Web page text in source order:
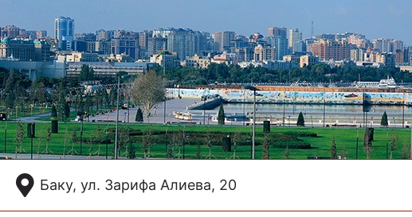
Баку, ул. Зарифа Алиева, 20